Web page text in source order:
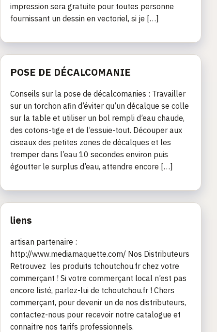
impression sera gratuite pour toutes personne
fournissant un dessin en vectoriel, si je […]
POSE DE DÉCALCOMANIE
Conseils sur la pose de décalcomanies : Travailler
sur un torchon afin d’éviter qu’un décalque se colle
sur la table et utiliser un bol rempli d’eau chaude,
des cotons-tige et de l’essuie-tout. Découper aux
ciseaux des petites zones de décalques et les
tremper dans l’eau 10 secondes environ puis
égoutter le surplus d’eau, attendre encore […]
liens
artisan partenaire :
http://www.mediamaquette.com/ Nos Distributeurs
Retrouvez les produits tchoutchou.fr chez votre
commerçant ! Si votre commerçant local n’est pas
encore listé, parlez-lui de tchoutchou.fr ! Chers
commerçant, pour devenir un de nos distributeurs,
contactez-nous pour recevoir notre catalogue et
connaitre nos tarifs professionnels.